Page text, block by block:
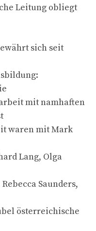
Leitung obliegt
sich seit
mit namhaften
waren mit Mark
Lang, Olga
Saunders,
österreichische